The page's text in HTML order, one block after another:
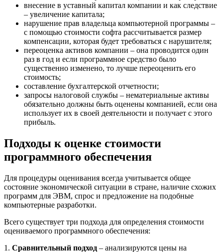
внесение в уставный капитал компании и как следствие
– увеличение капитала;
нарушение прав владельца компьютерной программы –
с помощью стоимости софта рассчитывается размер
компенсации, которая будет требоваться с нарушителя;
переоценка активов компании – она проводится один
раз в год и если программное средство было
существенно изменено, то лучше переоценить его
стоимость;
составление бухгалтерской отчетности;
запросы налоговой службы – нематериальные активы
обязательно должны быть оценены компанией, если она
использует их в своей деятельности и получает с этого
прибыль.
Подходы к оценке стоимости
программного обеспечения
Для процедуры оценивания всегда учитывается общее
состояние экономической ситуации в стране, наличие схожих
программ для ЭВМ, спрос и предложение на подобные
компьютерные разработки.
Всего существует три подхода для определения стоимости
оцениваемого программного обеспечения:
1. Сравнительный подход – анализируются цены на